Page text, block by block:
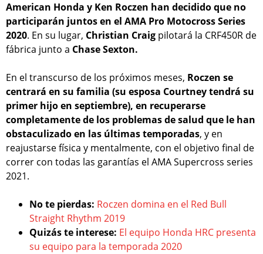
American Honda y Ken Roczen han decidido que no
participarán juntos en el AMA Pro Motocross Series
2020. En su lugar, Christian Craig pilotará la CRF450R de
fábrica junto a Chase Sexton.
En el transcurso de los próximos meses, Roczen se
centrará en su familia (su esposa Courtney tendrá su
primer hijo en septiembre), en recuperarse
completamente de los problemas de salud que le han
obstaculizado en las últimas temporadas, y en
reajustarse física y mentalmente, con el objetivo final de
correr con todas las garantías el AMA Supercross series
2021.
No te pierdas: Roczen domina en el Red Bull
Straight Rhythm 2019
Quizás te interese: El equipo Honda HRC presenta
su equipo para la temporada 2020